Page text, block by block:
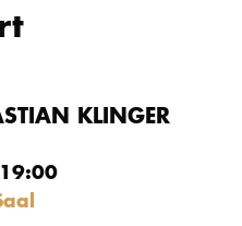
KLINGER
Intranet